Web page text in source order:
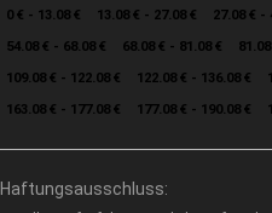
0 € - 13.08 € 13.08 € - 27.08 € 27.08 € -
54.08 € - 68.08 €
68.08 € - 81.08 €
109.08 € - 122.08 €
122.08 € - 136.08 €
163.08 € - 177.08 €
177.08 € - 190.08 €
Haftungsausschluss: